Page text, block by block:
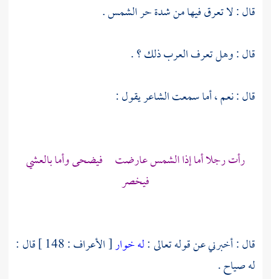
قال : لا تعرق فيها من شدة حر الشمس .
قال : وهل تعرف العرب ذلك ؟ .
قال : نعم ، أما سمعت الشاعر يقول :
رأت رجلا أما إذا الشمس عارضت فيضحى وأما بالعشي
فيخصر
قال : أخبرني عن قوله تعالى :له خوار
[ الأعراف : 148 ] قال :
له صياح .